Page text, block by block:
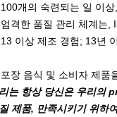
100개의 숙련되는 일 이
엄격한 품질 관리 체계는,
13 이상 제조 경험; 13년
포장 음식 및 소비자 제품
는 항상 당신은 우리의
제품, 만족시키기 위하